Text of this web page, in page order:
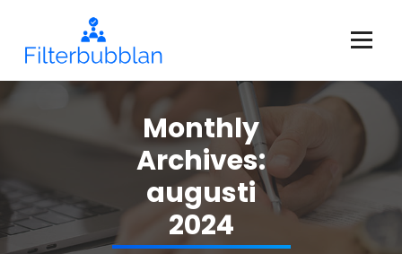
content
Monthly
Archives:
augusti
2024